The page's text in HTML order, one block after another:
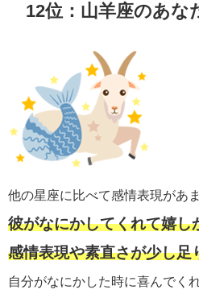
12位：山羊座のあな
他の星座に比べて感情表現があ
彼がなにかしてくれて嬉し
感情表現や素直さが少し足
自分がなにかした時に喜んでく